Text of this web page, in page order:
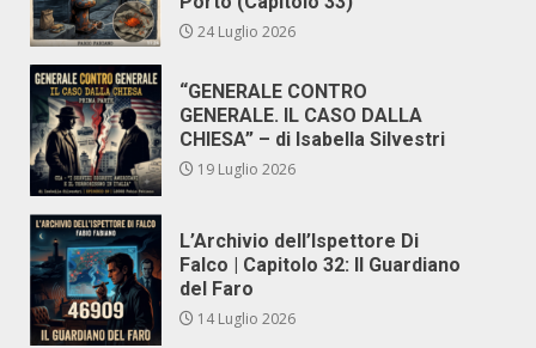
24 Luglio 2026
“GENERALE CONTRO
GENERALE. IL CASO DALLA
CHIESA” – di Isabella Silvestri
19 Luglio 2026
L’Archivio dell’Ispettore Di
Falco | Capitolo 32: Il Guardiano
del Faro
14 Luglio 2026